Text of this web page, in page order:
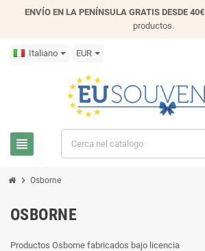
ENVÍO EN LA PENÍNSULA GRATIS DESDE 40€
productos.
Italiano EUR
view_headline
chevron_right Osborne
OSBORNE
Productos Osborne fabricados bajo licencia